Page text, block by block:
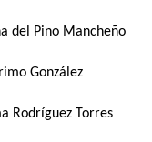
del Pino Mancheño
González
Rodríguez Torres